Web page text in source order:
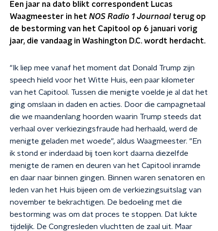
Een jaar na dato blikt correspondent Lucas
Waagmeester in het NOS Radio 1 Journaal terug op
de bestorming van het Capitool op 6 januari vorig
jaar, die vandaag in Washington D.C. wordt herdacht.
"Ik liep mee vanaf het moment dat Donald Trump zijn
speech hield voor het Witte Huis, een paar kilometer
van het Capitool. Tussen die menigte voelde je al dat het
ging omslaan in daden en acties. Door die campagnetaal
die we maandenlang hoorden waarin Trump steeds dat
verhaal over verkiezingsfraude had herhaald, werd de
menigte geladen met woede", aldus Waagmeester. "En
ik stond er inderdaad bij toen kort daarna diezelfde
menigte de ramen en deuren van het Capitool inramde
en daar naar binnen gingen. Binnen waren senatoren en
leden van het Huis bijeen om de verkiezingsuitslag van
november te bekrachtigen. De bedoeling met die
bestorming was om dat proces te stoppen. Dat lukte
tijdelijk. De Congresleden vluchtten de zaal uit. Maar